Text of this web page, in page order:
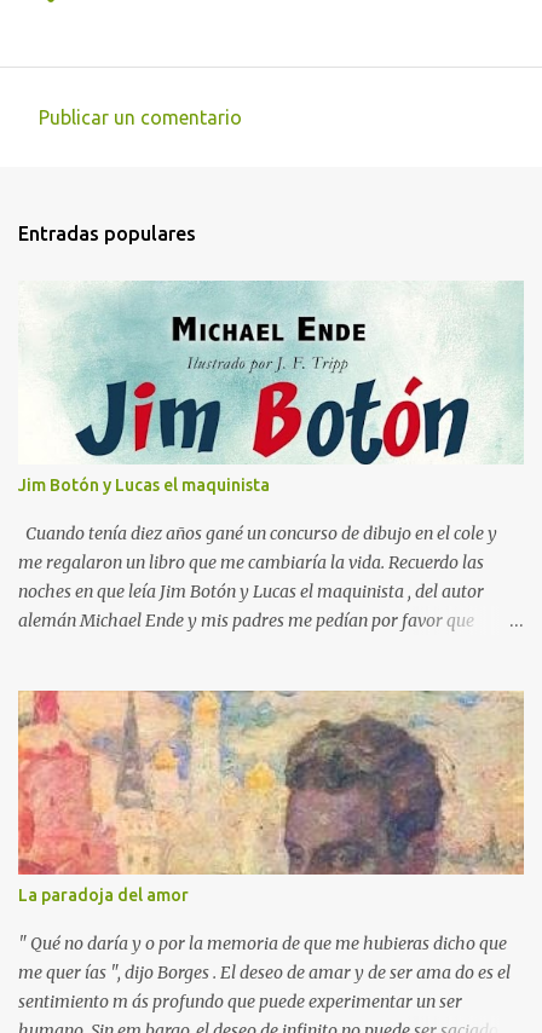
e
s
Publicar un comentario
Entradas populares
Jim Botón y Lucas el maquinista
Cuando tenía diez años gané un concurso de dibujo en el cole y
me regalaron un libro que me cambiaría la vida. Recuerdo las
noches en que leía Jim Botón y Lucas el maquinista , del autor
alemán Michael Ende y mis padres me pedían por favor que
Y no podía dejar a Jim Botón y su amigo Lucas a las puertas de la
Ciudad de los Dragones para rescatar a la Princesa china Li Si.
Ende es un maestro capaz de crear un universo de fantasía,
poblado por seres sorprendentes y lugares extraordinarios. Desde
el "gigante-aparente" Tur Tur hasta la extraña isla flotante, cada
página de esta gran novela está impregnada de una imaginación
desbordante. Además, la obra aborda temas universales como la
amistad, la justicia y la libertad. Por ejemplo, hay un momento en
que los bonzos chinos condenan a Jim y a Lucas por no tener
documentos (en una crítica social al p...
La paradoja del amor
" Qué no daría y o por la memoria de que me hubieras dicho que
me quer ías ", dijo Borges . El deseo de amar y de ser ama do es el
sentimiento m ás profundo que puede experimentar un ser